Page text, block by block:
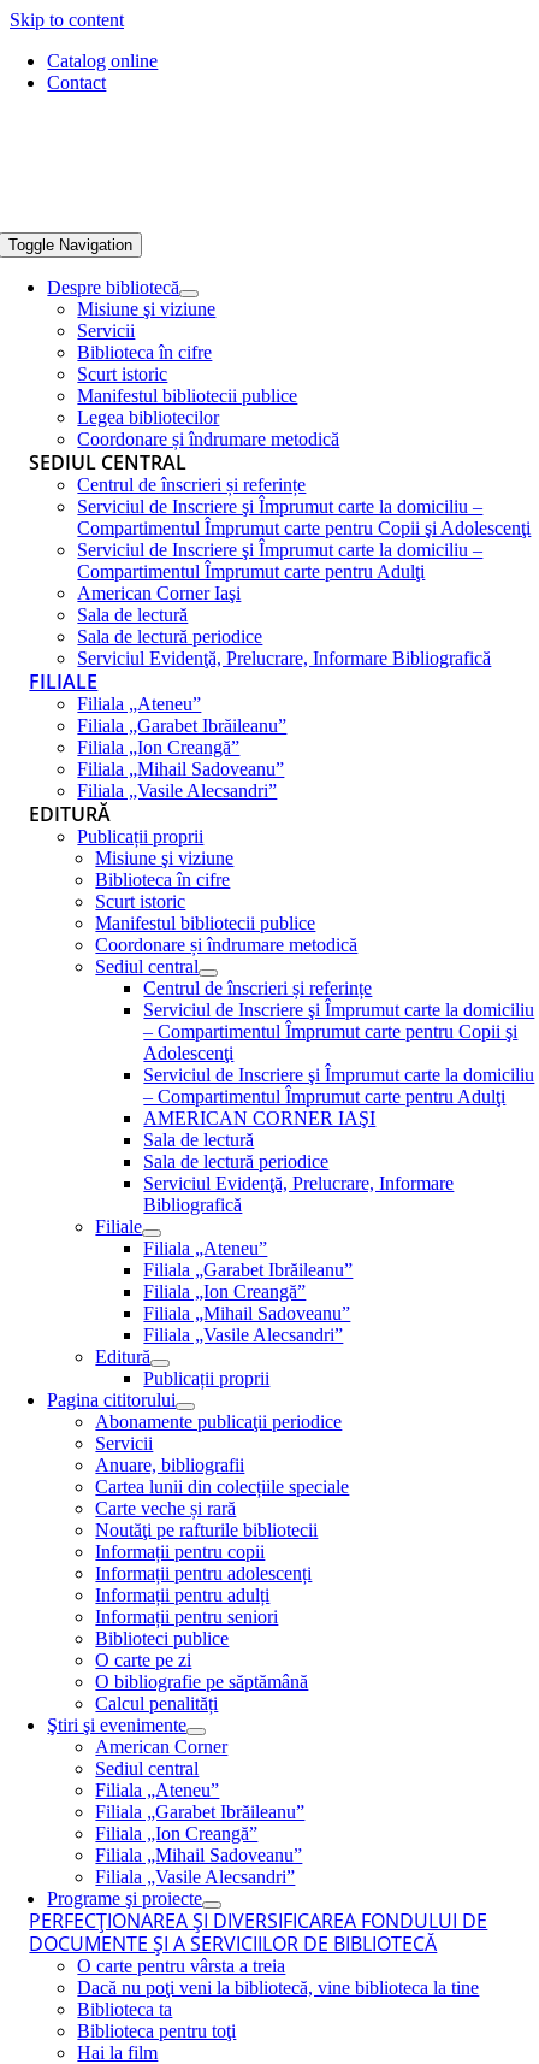
Skip to content
Catalog online
Contact
Toggle Navigation
Despre bibliotecă
Misiune şi viziune
Servicii
Biblioteca în cifre
Scurt istoric
Manifestul bibliotecii publice
Legea bibliotecilor
Coordonare și îndrumare metodică
SEDIUL CENTRAL
Centrul de înscrieri și referințe
Serviciul de Inscriere şi Împrumut carte la domiciliu –
Compartimentul Împrumut carte pentru Copii şi Adolescenţi
Serviciul de Inscriere şi Împrumut carte la domiciliu –
Compartimentul Împrumut carte pentru Adulţi
American Corner Iaşi
Sala de lectură
Sala de lectură periodice
Serviciul Evidenţă, Prelucrare, Informare Bibliografică
FILIALE
Filiala „Ateneu”
Filiala „Garabet Ibrăileanu”
Filiala „Ion Creangă”
Filiala „Mihail Sadoveanu”
Filiala „Vasile Alecsandri”
EDITURĂ
Publicații proprii
Misiune şi viziune
Biblioteca în cifre
Scurt istoric
Manifestul bibliotecii publice
Coordonare și îndrumare metodică
Sediul central
Centrul de înscrieri și referințe
Serviciul de Inscriere şi Împrumut carte la domiciliu
– Compartimentul Împrumut carte pentru Copii şi
Adolescenţi
Serviciul de Inscriere şi Împrumut carte la domiciliu
– Compartimentul Împrumut carte pentru Adulţi
AMERICAN CORNER IAŞI
Sala de lectură
Sala de lectură periodice
Serviciul Evidenţă, Prelucrare, Informare
Bibliografică
Filiale
Filiala „Ateneu”
Filiala „Garabet Ibrăileanu”
Filiala „Ion Creangă”
Filiala „Mihail Sadoveanu”
Filiala „Vasile Alecsandri”
Editură
Publicații proprii
Pagina cititorului
Abonamente publicaţii periodice
Servicii
Anuare, bibliografii
Cartea lunii din colecțiile speciale
Carte veche și rară
Noutăţi pe rafturile bibliotecii
Informații pentru copii
Informații pentru adolescenți
Informații pentru adulți
Informații pentru seniori
Biblioteci publice
O carte pe zi
O bibliografie pe săptămână
Calcul penalități
Ştiri şi evenimente
American Corner
Sediul central
Filiala „Ateneu”
Filiala „Garabet Ibrăileanu”
Filiala „Ion Creangă”
Filiala „Mihail Sadoveanu”
Filiala „Vasile Alecsandri”
Programe şi proiecte
PERFECŢIONAREA ŞI DIVERSIFICAREA FONDULUI DE
DOCUMENTE ŞI A SERVICIILOR DE BIBLIOTECĂ
O carte pentru vârsta a treia
Dacă nu poţi veni la bibliotecă, vine biblioteca la tine
Biblioteca ta
Biblioteca pentru toţi
Hai la film